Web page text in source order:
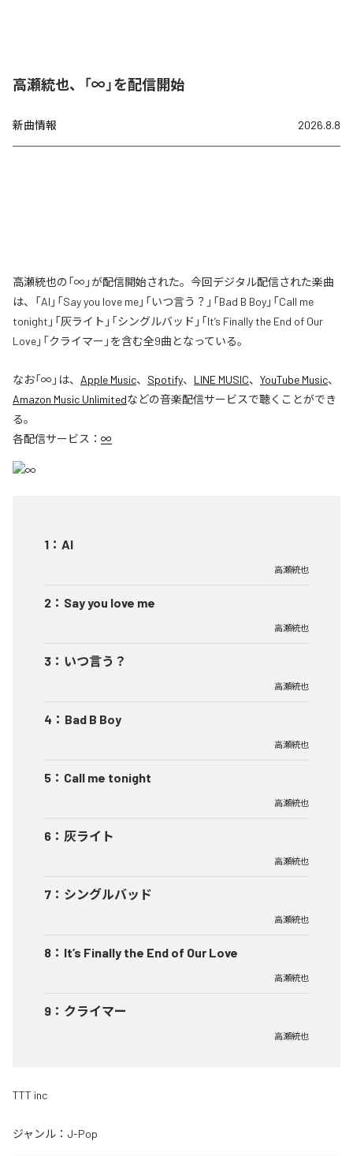
高瀬統也、「∞」を配信開始
新曲情報 2026.8.8
高瀬統也の「∞」が配信開始された。今回デジタル配信された楽曲
は、「AI」「Say you love me」「いつ言う？」「Bad B Boy」「Call me
tonight」「灰ライト」「シングルバッド」「It’s Finally the End of Our
Love」「クライマー」を含む全9曲となっている。
なお「∞ 」は、 Apple Music、 Spotify、 LINE MUSIC、 YouTube Music、
Amazon Music Unlimitedなどの音楽配信サービスで聴くことができ
る。
各配信サービス： ∞
1 ： AI
高瀬統也
2 ： Say you love me
高瀬統也
3 ： いつ言う？
高瀬統也
4 ： Bad B Boy
高瀬統也
5 ： Call me tonight
高瀬統也
6 ： 灰ライト
高瀬統也
7 ： シングルバッド
高瀬統也
8 ： It’s Finally the End of Our Love
高瀬統也
9 ： クライマー
高瀬統也
TTT inc
ジャンル： J-Pop